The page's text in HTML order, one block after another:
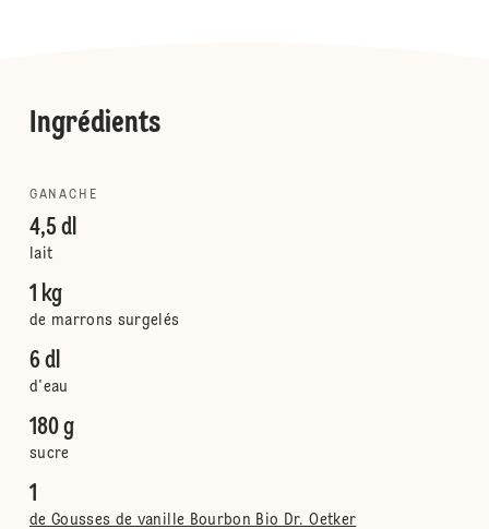
Ingrédients
GANACHE
4,5 dl
lait
1 kg
de marrons surgelés
6 dl
d'eau
180 g
sucre
1
de Gousses de vanille Bourbon Bio Dr. Oetker